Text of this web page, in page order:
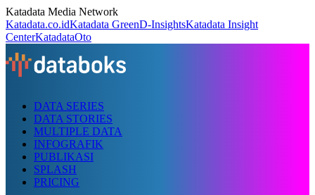
Katadata Media Network
Katadata.co.idKatadata GreenD-InsightsKatadata Insight
CenterKatadataOto
DATA SERIES
DATA STORIES
MULTIPLE DATA
INFOGRAFIK
PUBLIKASI
SPLASH
PRICING